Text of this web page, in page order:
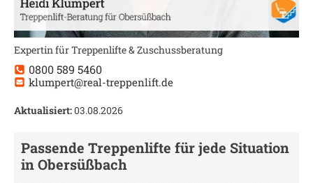
Expertin für Treppenlifte & Zuschussberatung
0800 589 5460
klumpert@real-treppenlift.de
Aktualisiert:03.08.2026
Passende Treppenlifte für jede Situation
inObersüßbach